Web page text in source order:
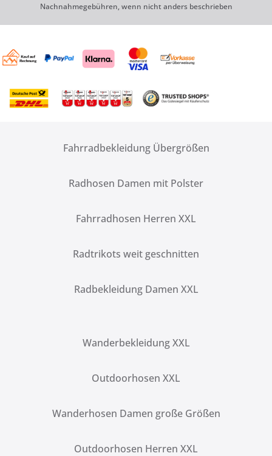
Nachnahmegebühren, wenn nicht anders beschrieben
Fahrradbekleidung Übergrößen
Radhosen Damen mit Polster
Fahrradhosen Herren XXL
Radtrikots weit geschnitten
Radbekleidung Damen XXL
Wanderbekleidung XXL
Outdoorhosen XXL
Wanderhosen Damen große Größen
Outdoorhosen Herren XXL